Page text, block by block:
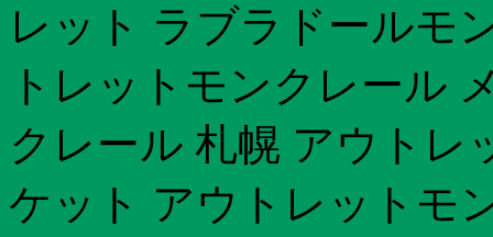
レット ラブラドールモ
トレットモンクレール
クレール 札幌 アウトレ
ケット アウトレットモ